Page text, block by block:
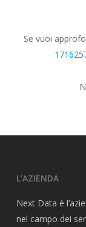
Se vuoi
L’AZIENDA
Next Data è
nel campo dei